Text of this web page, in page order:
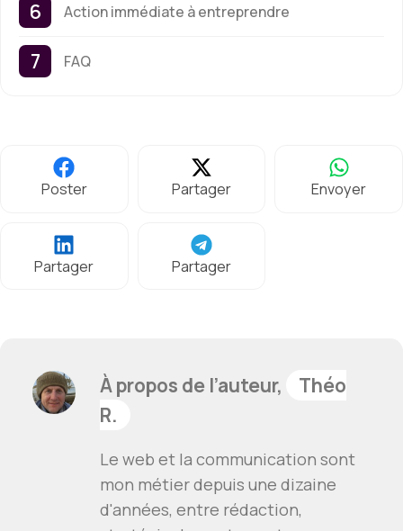
Action immédiate à entreprendre
FAQ
Poster Partager Envoyer
Partager Partager
À propos de l’auteur,
Théo
R.
Le web et la communication sont
mon métier depuis une dizaine
d'années, entre rédaction,